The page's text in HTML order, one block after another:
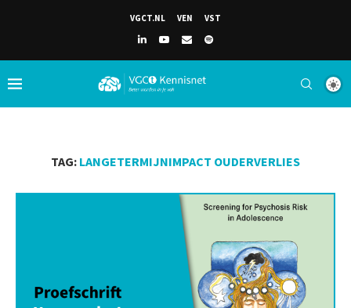
VGCT.NL VEN VST
TAG: LANGETERMIJNIMPACT OUDERVERLIES